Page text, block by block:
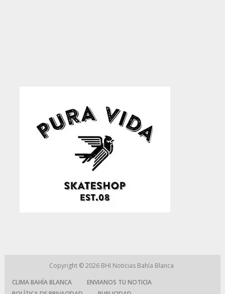
Copyright © 2026 BHI Noticias Bahía Blanca
CLIMA BAHÍA BLANCA
ENVIANOS TU NOTICIA